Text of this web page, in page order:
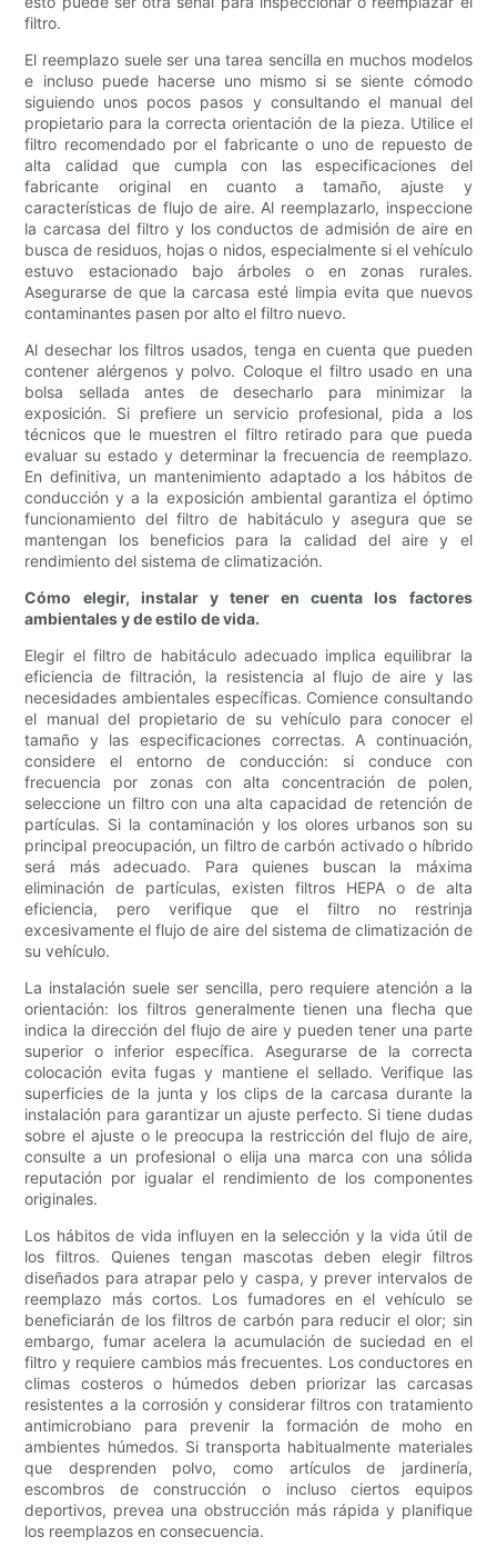
filtro.
El reemplazo suele ser una tarea sencilla en muchos modelos
e incluso puede hacerse uno mismo si se siente cómodo
siguiendo unos pocos pasos y consultando el manual del
propietario para la correcta orientación de la pieza. Utilice el
filtro recomendado por el fabricante o uno de repuesto de
alta calidad que cumpla con las especificaciones del
fabricante original en cuanto a tamaño, ajuste y
características de flujo de aire. Al reemplazarlo, inspeccione
la carcasa del filtro y los conductos de admisión de aire en
busca de residuos, hojas o nidos, especialmente si el vehículo
estuvo estacionado bajo árboles o en zonas rurales.
Asegurarse de que la carcasa esté limpia evita que nuevos
contaminantes pasen por alto el filtro nuevo.
Al desechar los filtros usados, tenga en cuenta que pueden
contener alérgenos y polvo. Coloque el filtro usado en una
bolsa sellada antes de desecharlo para minimizar la
exposición. Si prefiere un servicio profesional, pida a los
técnicos que le muestren el filtro retirado para que pueda
evaluar su estado y determinar la frecuencia de reemplazo.
En definitiva, un mantenimiento adaptado a los hábitos de
conducción y a la exposición ambiental garantiza el óptimo
funcionamiento del filtro de habitáculo y asegura que se
mantengan los beneficios para la calidad del aire y el
rendimiento del sistema de climatización.
Cómo elegir, instalar y tener en cuenta los factores
ambientales y de estilo de vida.
Elegir el filtro de habitáculo adecuado implica equilibrar la
eficiencia de filtración, la resistencia al flujo de aire y las
necesidades ambientales específicas. Comience consultando
el manual del propietario de su vehículo para conocer el
tamaño y las especificaciones correctas. A continuación,
considere el entorno de conducción: si conduce con
frecuencia por zonas con alta concentración de polen,
seleccione un filtro con una alta capacidad de retención de
partículas. Si la contaminación y los olores urbanos son su
principal preocupación, un filtro de carbón activado o híbrido
será más adecuado. Para quienes buscan la máxima
eliminación de partículas, existen filtros HEPA o de alta
eficiencia, pero verifique que el filtro no restrinja
excesivamente el flujo de aire del sistema de climatización de
su vehículo.
La instalación suele ser sencilla, pero requiere atención a la
orientación: los filtros generalmente tienen una flecha que
indica la dirección del flujo de aire y pueden tener una parte
superior o inferior específica. Asegurarse de la correcta
colocación evita fugas y mantiene el sellado. Verifique las
superficies de la junta y los clips de la carcasa durante la
instalación para garantizar un ajuste perfecto. Si tiene dudas
sobre el ajuste o le preocupa la restricción del flujo de aire,
consulte a un profesional o elija una marca con una sólida
reputación por igualar el rendimiento de los componentes
originales.
Los hábitos de vida influyen en la selección y la vida útil de
los filtros. Quienes tengan mascotas deben elegir filtros
diseñados para atrapar pelo y caspa, y prever intervalos de
reemplazo más cortos. Los fumadores en el vehículo se
beneficiarán de los filtros de carbón para reducir el olor; sin
embargo, fumar acelera la acumulación de suciedad en el
filtro y requiere cambios más frecuentes. Los conductores en
climas costeros o húmedos deben priorizar las carcasas
resistentes a la corrosión y considerar filtros con tratamiento
antimicrobiano para prevenir la formación de moho en
ambientes húmedos. Si transporta habitualmente materiales
que desprenden polvo, como artículos de jardinería,
escombros de construcción o incluso ciertos equipos
deportivos, prevea una obstrucción más rápida y planifique
los reemplazos en consecuencia.